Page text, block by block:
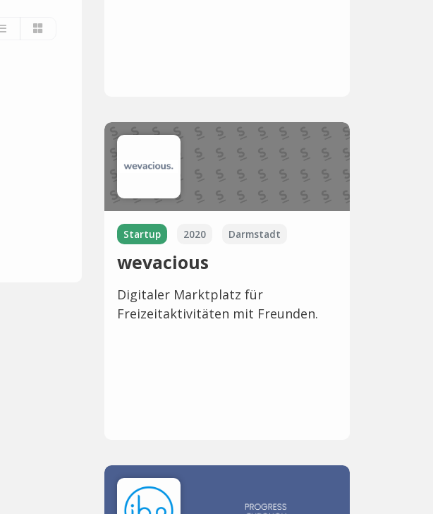
Startup 2020 Darmstadt
wevacious
Digitaler Marktplatz für
Freizeitaktivitäten mit Freunden.